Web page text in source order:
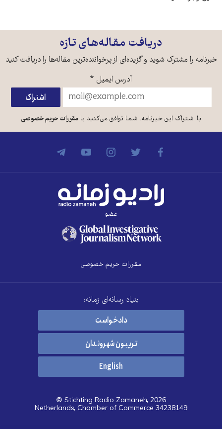
دریافت مقاله‌های تازه
خبرنامه را مشترک شوید و گزیده‌ای از پرخواننده‌ترین مقاله‌ها را دریافت کنید
آدرس ایمیل *
با اشتراک این خبرنامه، شما توافق می‌کنید بامقررات حریم خصوصی
عضو
مقررات حریم خصوصی
بنیاد رسانه‌ای زمانه:
دادخواست
تریبون شهروندان
English
© Stichting Radio Zamaneh, 2026
Netherlands, Chamber of Commerce 34238149